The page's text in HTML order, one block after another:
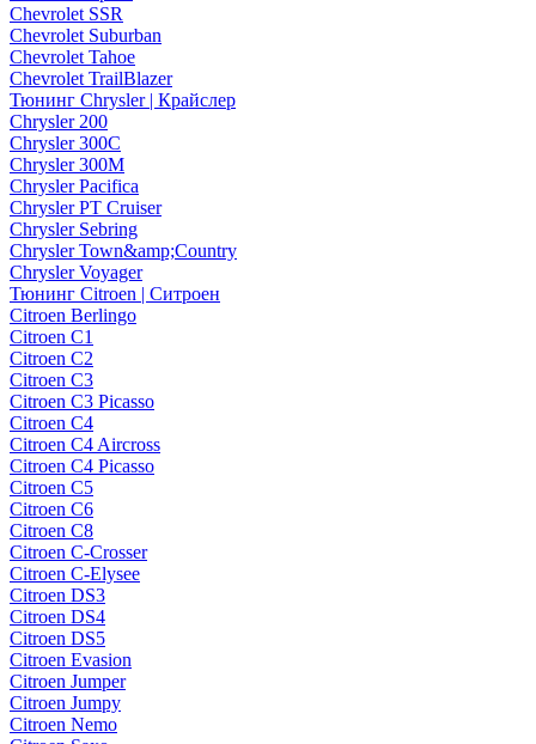
Chevrolet SSR
Chevrolet Suburban
Chevrolet Tahoe
Chevrolet TrailBlazer
Тюнинг Chrysler | Крайслер
Chrysler 200
Chrysler 300C
Chrysler 300M
Chrysler Pacifica
Chrysler PT Cruiser
Chrysler Sebring
Chrysler Town&amp;Country
Chrysler Voyager
Тюнинг Citroen | Ситроен
Citroen Berlingo
Citroen C1
Citroen C2
Citroen C3
Citroen C3 Picasso
Citroen C4
Citroen C4 Aircross
Citroen C4 Picasso
Citroen C5
Citroen C6
Citroen C8
Citroen C-Crosser
Citroen C-Elysee
Citroen DS3
Citroen DS4
Citroen DS5
Citroen Evasion
Citroen Jumper
Citroen Jumpy
Citroen Nemo